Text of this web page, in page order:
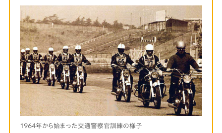
1964年から始まった交通警察官訓練の様子